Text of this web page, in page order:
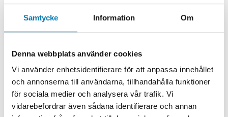
Samtycke Information Om
Denna webbplats använder cookies
Vi använder enhetsidentifierare för att anpassa innehållet
och annonserna till användarna, tillhandahålla funktioner
för sociala medier och analysera vår trafik. Vi
vidarebefordrar även sådana identifierare och annan
Årsredovisning 2023
Elajoaktien
Till och med januari 2025 fanns möjligheten till
månadsvis handel i Elajoaktien via Pepins
(pepins.com).